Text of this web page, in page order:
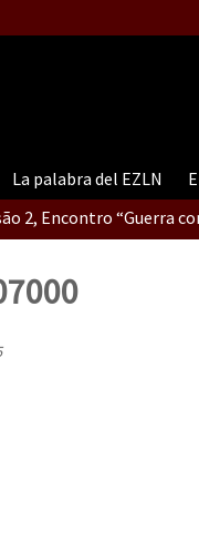
La palabra del EZLN
2, Encontro “Guerra
1, do Encontro